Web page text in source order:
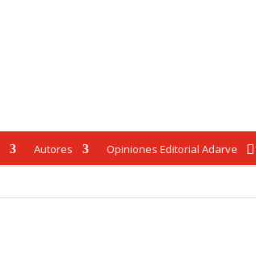
Autores Opiniones Editorial Adarve